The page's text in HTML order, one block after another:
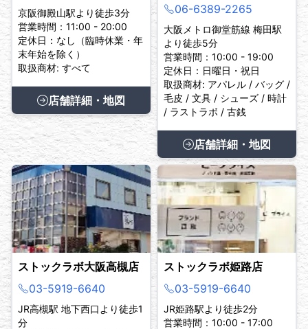
京阪御殿山駅より徒歩3分
営業時間：11:00 - 20:00
定休日：なし（臨時休業・年
末年始を除く）
取扱商材: すべて
店舗詳細・地図
06-6389-2265
大阪メトロ御堂筋線 梅田駅
より徒歩5分
営業時間：10:00 - 19:00
定休日：日曜日・祝日
取扱商材: アパレル / バッグ /
毛皮 / 文具 / シューズ / 時計
/ ラストラボ / 古銭
店舗詳細・地図
ストックラボ大阪高槻店
03-5919-6640
JR高槻駅 地下西口より徒歩1
分
ストックラボ姫路店
03-5919-6640
JR姫路駅より徒歩2分
営業時間：10:00 - 17:00